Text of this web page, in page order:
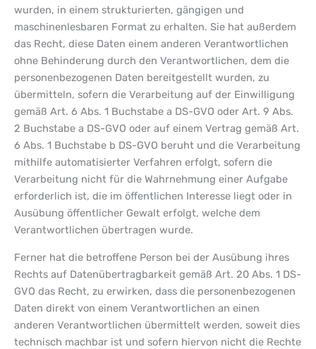
wurden, in einem strukturierten, gängigen und
maschinenlesbaren Format zu erhalten. Sie hat außerdem
das Recht, diese Daten einem anderen Verantwortlichen
ohne Behinderung durch den Verantwortlichen, dem die
personenbezogenen Daten bereitgestellt wurden, zu
übermitteln, sofern die Verarbeitung auf der Einwilligung
gemäß Art. 6 Abs. 1 Buchstabe a DS-GVO oder Art. 9 Abs.
2 Buchstabe a DS-GVO oder auf einem Vertrag gemäß Art.
6 Abs. 1 Buchstabe b DS-GVO beruht und die Verarbeitung
mithilfe automatisierter Verfahren erfolgt, sofern die
Verarbeitung nicht für die Wahrnehmung einer Aufgabe
erforderlich ist, die im öffentlichen Interesse liegt oder in
Ausübung öffentlicher Gewalt erfolgt, welche dem
Verantwortlichen übertragen wurde.
Ferner hat die betroffene Person bei der Ausübung ihres
Rechts auf Datenübertragbarkeit gemäß Art. 20 Abs. 1 DS-
GVO das Recht, zu erwirken, dass die personenbezogenen
Daten direkt von einem Verantwortlichen an einen
anderen Verantwortlichen übermittelt werden, soweit dies
technisch machbar ist und sofern hiervon nicht die Rechte